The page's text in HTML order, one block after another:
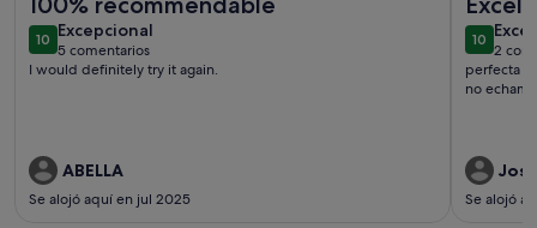
1010 de 10
Excepcional
excepcional
5 comentarios
(5 comentarios)
I would definitely try it again.
ABELLA
Se alojó aquí en jul 2025
1010 de 10
2
(2
perfecta
no
Se alojó